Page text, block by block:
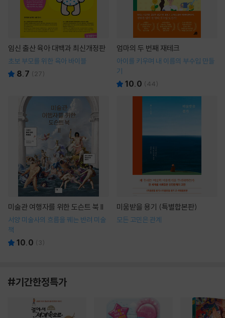
임신 출산 육아 대백과 최신개정판
초보 부모를 위한 육아 바이블
8.7 ( 27)
엄마의 두 번째 재테크
아이를 키우며 내 이름의 부수입 만들
기
10.0 (44)
미술관 여행자를 위한 도슨트 북 II
서양 미술사의 흐름을 꿰는 반려 미술
책
10.0 ( 3)
미움받을 용기 (특별합본판)
모든 고민은 관계
#기간한정특가